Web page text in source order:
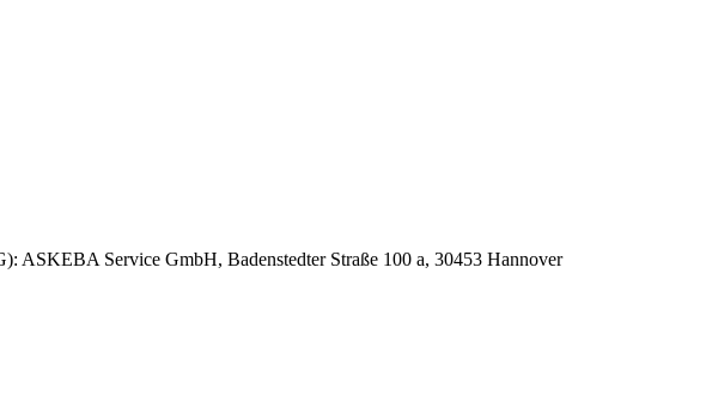
ASKEBA Service GmbH, Badenstedter Straße 100 a, 30453 Hannover